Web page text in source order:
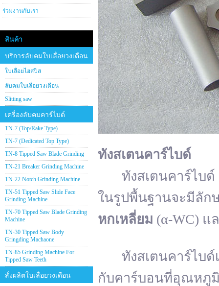
ร่วมงานกับเรา
สินค้า
บริการลับคมใบเลื่อยวงเดือน
ใบเลื่อยไฮสปีส
ลับคมใบเลื่อยวงเดือน
Slitting saw
เครื่องลับคมคาร์ไบด์
TN-7 (Top/Rake Type)
TN-7 (Dedicated Top Type)
TN-8 Tipped Saw Blade Grinding
TN-21 Breaker Grinding Machine
TN-22 Notch Grinding Machine
TN-51 Tipped Saw Slide Face
Grinding Machine
TN-70 Tipped Saw Blade Grinding
Machine
TN-30 Tipped Saw Body
Gringding Machaone
TN-85 Grinding Machine For
Tipped Saw Teeth
สั่งผลิตใบเลื่อยวงเดือน
ทังสเตนคาร์ไบด์
ทังสเตนคาร์ไบด์ (
ในรูปพื้นฐานจะมีลัก
หกเหลี่ยม (α-WC) แ
ทังสเตนคาร์ไบด์เ
กับคาร์บอนที่อุณหภูมิ